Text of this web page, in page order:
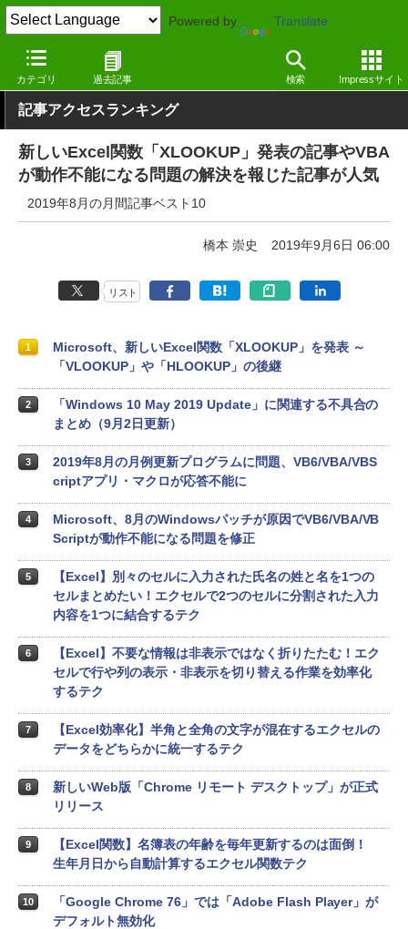
Powered by Translate
カテゴリ 過去記事 検索 Impressサイト
窓の杜 その他の話題
記事アクセスランキング
新しいExcel関数「XLOOKUP」発表の記事やVBA
が動作不能になる問題の解決を報じた記事が人気
2019年8月の月間記事ベスト10
橋本 崇史 2019年9月6日 06:00
リスト
1
Microsoft、新しいExcel関数「XLOOKUP」を発表 ～
「VLOOKUP」や「HLOOKUP」の後継
2
「Windows 10 May 2019 Update」に関連する不具合の
まとめ（9月2日更新）
3
2019年8月の月例更新プログラムに問題、VB6/VBA/VBS
criptアプリ・マクロが応答不能に
4
Microsoft、8月のWindowsパッチが原因でVB6/VBA/VB
Scriptが動作不能になる問題を修正
5
【Excel】別々のセルに入力された氏名の姓と名を1つの
セルまとめたい！エクセルで2つのセルに分割された入力
内容を1つに結合するテク
6
【Excel】不要な情報は非表示ではなく折りたたむ！エク
セルで行や列の表示・非表示を切り替える作業を効率化
するテク
7
【Excel効率化】半角と全角の文字が混在するエクセルの
データをどちらかに統一するテク
8
新しいWeb版「Chrome リモート デスクトップ」が正式
リリース
9
【Excel関数】名簿表の年齢を毎年更新するのは面倒！
生年月日から自動計算するエクセル関数テク
10
「Google Chrome 76」では「Adobe Flash Player」が
デフォルト無効化